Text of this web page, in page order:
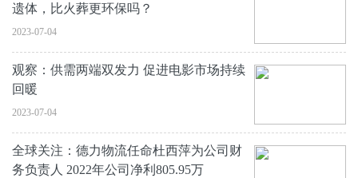
遗体，比火葬更环保吗？
2023-07-04
观察：供需两端双发力 促进电影市场持续
回暖
2023-07-04
全球关注：德力物流任命杜西萍为公司财
务负责人 2022年公司净利805.95万